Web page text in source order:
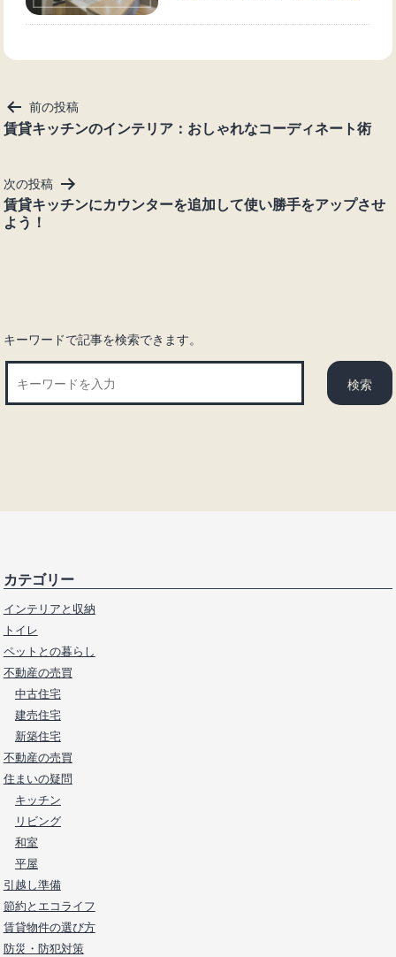
投
稿
ゲ
ー
シ
前の投稿
賃貸キッチンのインテリア：おしゃれなコーディネート術
次の投稿
賃貸キッチンにカウンターを追加して使い勝手をアップさせ
よう！
キーワードで記事を検索できます。
カテゴリー
インテリアと収納
トイレ
ペットとの暮らし
不動産の売買
中古住宅
建売住宅
新築住宅
不動産の売買
住まいの疑問
キッチン
リビング
和室
平屋
引越し準備
節約とエコライフ
賃貸物件の選び方
防災・防犯対策